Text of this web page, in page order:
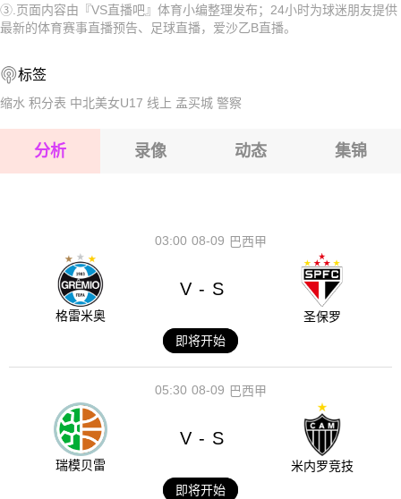
2026-08-17 【爱沙乙B】 土勒维克VS祖维火车头
2026-08-17 【爱沙乙B】 土勒维克VS祖维火车头
2026-08-17 【爱沙乙B】 土勒维克VS祖维火车头
③.页面内容由『VS直播吧』体育小编整理发布；24小时为球迷朋友提供
最新的体育赛事直播预告、足球直播，爱沙乙B直播。
标签
缩水 积分表 中北美女U17 线上 孟买城 警察
分析 录像 动态 集锦
08-09
03:00 巴西甲
格雷米奥
V - S
圣保罗
即将开始
08-09
05:30 巴西甲
瑞模贝雷
V - S
米内罗竞技
即将开始